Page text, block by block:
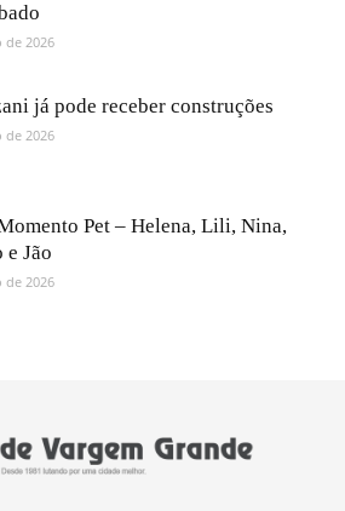
de 2026
já pode receber construções
de 2026
Pet – Helena, Lili, Nina,
Jão
de 2026